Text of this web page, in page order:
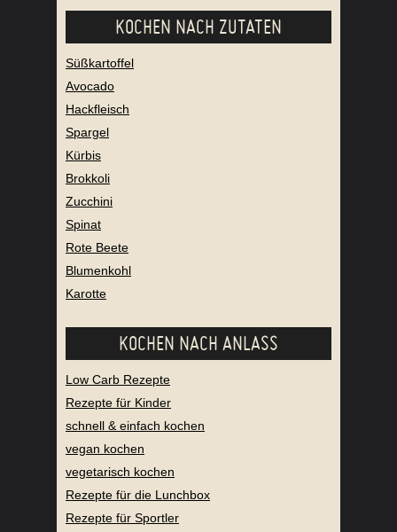
KOCHEN NACH ZUTATEN
Süßkartoffel
Avocado
Hackfleisch
Spargel
Kürbis
Brokkoli
Zucchini
Spinat
Rote Beete
Blumenkohl
Karotte
KOCHEN NACH ANLASS
Low Carb Rezepte
Rezepte für Kinder
schnell & einfach kochen
vegan kochen
vegetarisch kochen
Rezepte für die Lunchbox
Rezepte für Sportler